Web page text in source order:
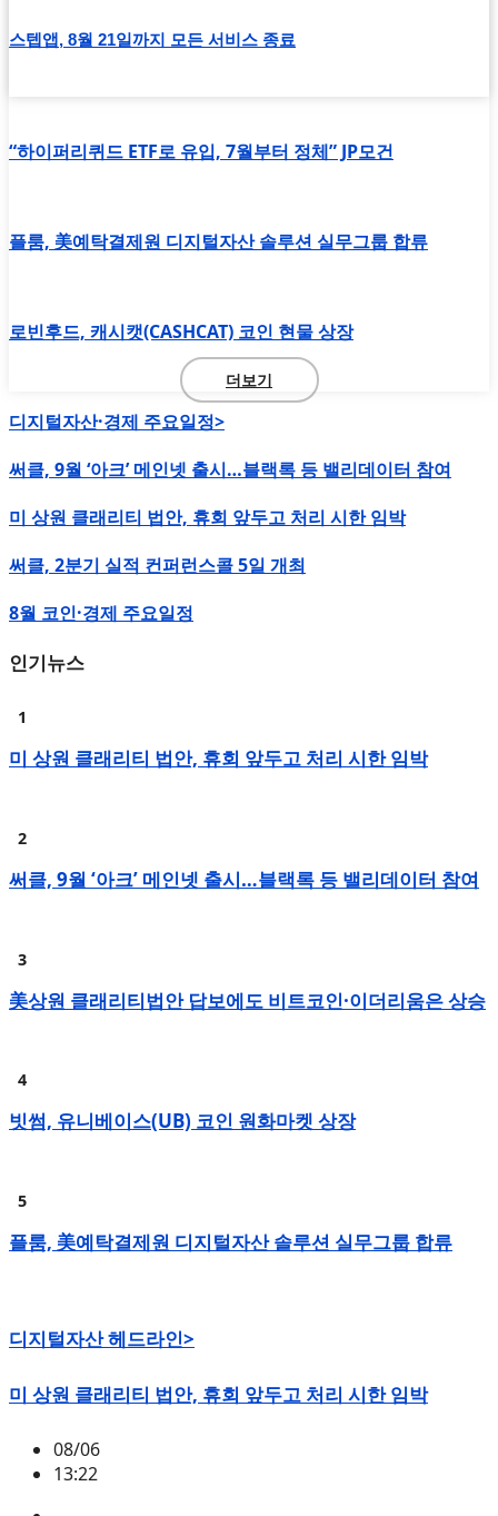
스텝앱, 8월 21일까지 모든 서비스 종료
“하이퍼리퀴드 ETF로 유입, 7월부터 정체” JP모건
플룸, 美예탁결제원 디지털자산 솔루션 실무그룹 합류
로빈후드, 캐시캣(CASHCAT) 코인 현물 상장
더보기
디지털자산·경제 주요일정>
써클, 9월 ‘아크’ 메인넷 출시…블랙록 등 밸리데이터 참여
미 상원 클래리티 법안, 휴회 앞두고 처리 시한 임박
써클, 2분기 실적 컨퍼런스콜 5일 개최
8월 코인·경제 주요일정
인기뉴스
미 상원 클래리티 법안, 휴회 앞두고 처리 시한 임박
써클, 9월 ‘아크’ 메인넷 출시…블랙록 등 밸리데이터 참여
美상원 클래리티법안 답보에도 비트코인·이더리움은 상승
빗썸, 유니베이스(UB) 코인 원화마켓 상장
플룸, 美예탁결제원 디지털자산 솔루션 실무그룹 합류
디지털자산 헤드라인>
미 상원 클래리티 법안, 휴회 앞두고 처리 시한 임박
08/06
13:22